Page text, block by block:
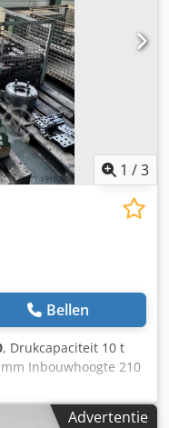
1 /3
Bellen
, Drukcapaciteit 10 t
Inbouwhoogte 210
275 x 260
Advertentie